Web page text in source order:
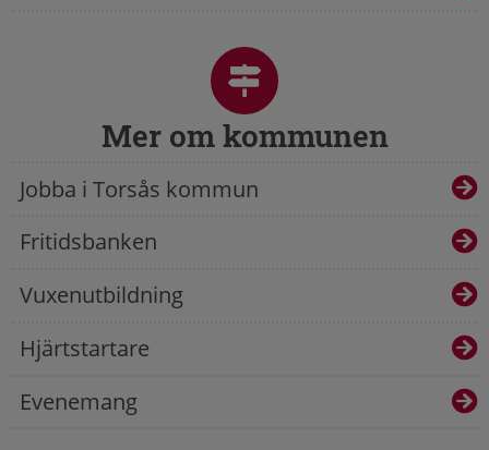
Mer om kommunen
Jobba i Torsås kommun
Fritidsbanken
Vuxenutbildning
Hjärtstartare
Evenemang